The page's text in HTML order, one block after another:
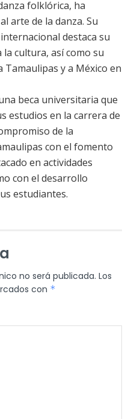
folklórica, ha
arte de la danza. Su
destaca su
cultura, así como su
y a México en
beca universitaria que
estudios en la carrera de
de la
con el fomento
en actividades
con el desarrollo
estudiantes.
no será publicada. Los
con *